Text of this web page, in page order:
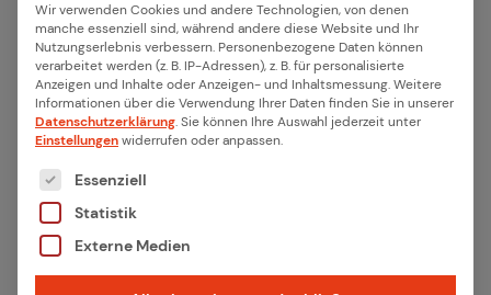
Was sind IoT Ar­chi­tek­tu­ren
und war­um sind sie es­sen­zi­
ell für in­tel­li­gen­te Lö­sun­gen?
Das Internet der Dinge (IoT) vernetzt physische
Geräte mit digitalen Systemen, um Daten in
Echtzeit zu erfassen, zu analysieren und darauf
zu reagieren. Smarte Lösungen in Bereichen
Wir verwenden Cookies und andere Technologien, von denen
manche essenziell sind, während andere diese Website und Ihr
Nutzungserlebnis verbessern. Personenbezogene Daten können
verarbeitet werden (z. B. IP-Adressen), z. B. für personalisierte
Anzeigen und Inhalte oder Anzeigen- und Inhaltsmessung.Weitere
Informationen über die Verwendung Ihrer Daten finden Sie in unserer
Datenschutzerklärung.Sie können Ihre Auswahl jederzeit unter
Einstellungenwiderrufen oder anpassen.
Es folgt eine Liste der Service-Gruppen, für die
Essenziell
Statistik
Externe Medien